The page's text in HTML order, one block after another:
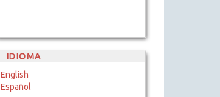
IDIOMA
English
Español